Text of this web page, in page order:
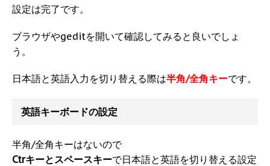
設定は完了です。
ブラウザやgeditを開いて確認してみると良いでしょ
う。
日本語と英語入力を切り替える際は半角/全角キーです。
英語キーボードの設定
半角/全角キーはないので
Ctrキーとスペースキーで日本語と英語を切り替える設定